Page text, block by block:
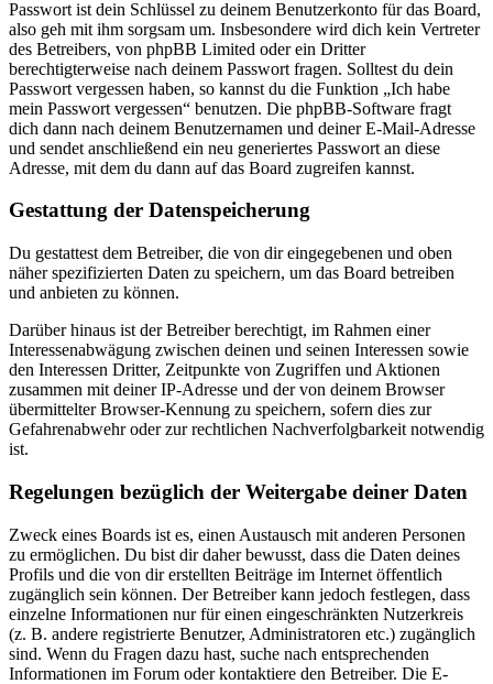
Passwort ist dein Schlüssel zu deinem Benutzerkonto für das Board,
also geh mit ihm sorgsam um. Insbesondere wird dich kein Vertreter
des Betreibers, von phpBB Limited oder ein Dritter
berechtigterweise nach deinem Passwort fragen. Solltest du dein
Passwort vergessen haben, so kannst du die Funktion „Ich habe
mein Passwort vergessen“ benutzen. Die phpBB-Software fragt
dich dann nach deinem Benutzernamen und deiner E-Mail-Adresse
und sendet anschließend ein neu generiertes Passwort an diese
Adresse, mit dem du dann auf das Board zugreifen kannst.
Gestattung der Datenspeicherung
Du gestattest dem Betreiber, die von dir eingegebenen und oben
näher spezifizierten Daten zu speichern, um das Board betreiben
und anbieten zu können.
Darüber hinaus ist der Betreiber berechtigt, im Rahmen einer
Interessenabwägung zwischen deinen und seinen Interessen sowie
den Interessen Dritter, Zeitpunkte von Zugriffen und Aktionen
zusammen mit deiner IP-Adresse und der von deinem Browser
übermittelter Browser-Kennung zu speichern, sofern dies zur
Gefahrenabwehr oder zur rechtlichen Nachverfolgbarkeit notwendig
ist.
Regelungen bezüglich der Weitergabe deiner Daten
Zweck eines Boards ist es, einen Austausch mit anderen Personen
zu ermöglichen. Du bist dir daher bewusst, dass die Daten deines
Profils und die von dir erstellten Beiträge im Internet öffentlich
zugänglich sein können. Der Betreiber kann jedoch festlegen, dass
einzelne Informationen nur für einen eingeschränkten Nutzerkreis
(z. B. andere registrierte Benutzer, Administratoren etc.) zugänglich
sind. Wenn du Fragen dazu hast, suche nach entsprechenden
Informationen im Forum oder kontaktiere den Betreiber. Die E-